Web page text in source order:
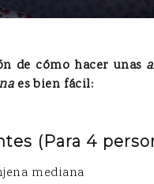
de cómo hacer unas
es bien fácil:
(Para 4
mediana